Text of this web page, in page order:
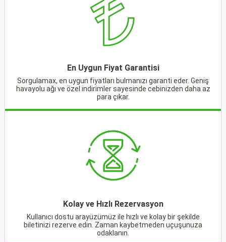
En Uygun Fiyat Garantisi
Sorgulamax, en uygun fiyatları bulmanızı garanti eder. Geniş
havayolu ağı ve özel indirimler sayesinde cebinizden daha az
para çıkar.
Kolay ve Hızlı Rezervasyon
Kullanıcı dostu arayüzümüz ile hızlı ve kolay bir şekilde
biletinizi rezerve edin. Zaman kaybetmeden uçuşunuza
odaklanın.